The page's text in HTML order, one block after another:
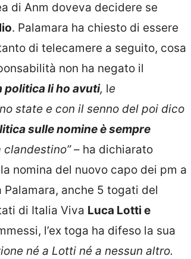
di Anm doveva decidere se
. Palamara ha chiesto di essere
di telecamere a seguito, cosa
non ha negato il
politica li ho avuti, le
state e con il senno del poi dico
sulle nomine è sempre
clandestino”– ha dichiarato
nomina del nuovo capo dei pm a
anche 5 togati del
di Italia Viva Luca Lotti e
l’ex toga ha difeso la sua
né a Lotti né a nessun altro.